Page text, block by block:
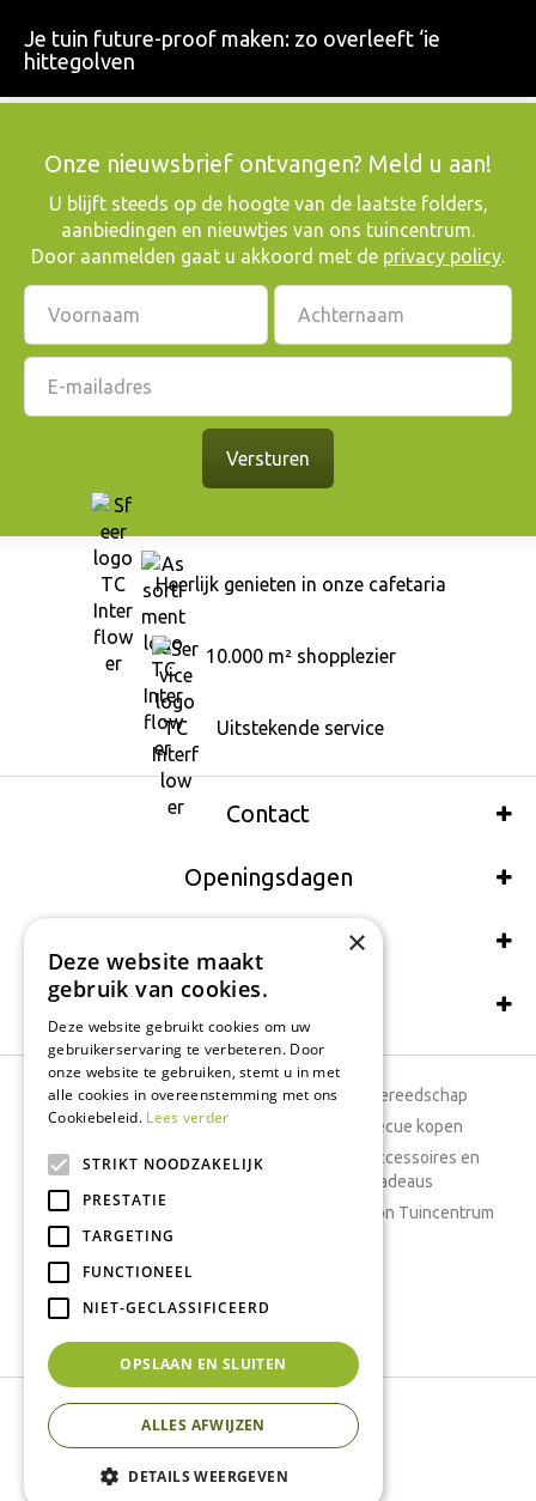
Je tuin future-proof maken: zo overleeft ‘ie
hittegolven
Onze nieuwsbrief ontvangen? Meld u aan!
​U blijft steeds op de hoogte van de laatste folders,
aanbiedingen en nieuwtjes van ons tuincentrum.
Door aanmelden gaat u akkoord met de privacy policy.
Heerlijk genieten in onze cafetaria
10.000 m² shopplezier
Uitstekende service
Contact
Openingsdagen
Wij accepteren ook:
Schrijf een recensie
Tuincentrum
Dierenwinkel
Tuinplanten
Tuingereedschap
Barbecue kopen
Woonaccessoires en
cadeaus
Cadeaubon Tuincentrum
Kamerplanten
Moestuin
Boeketten
Vijver
Tuincentrum Interflower
Tuincentrum Overzicht
×
Deze website maakt
gebruik van cookies.
Deze website gebruikt cookies om uw
gebruikerservaring te verbeteren. Door
onze website te gebruiken, stemt u in met
alle cookies in overeenstemming met ons
Cookiebeleid. Lees verder
STRIKT NOODZAKELIJK
PRESTATIE
TARGETING
FUNCTIONEEL
NIET-GECLASSIFICEERD
OPSLAAN EN SLUITEN
ALLES AFWIJZEN
DETAILS WEERGEVEN